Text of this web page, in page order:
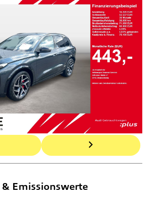
& Emissionswerte